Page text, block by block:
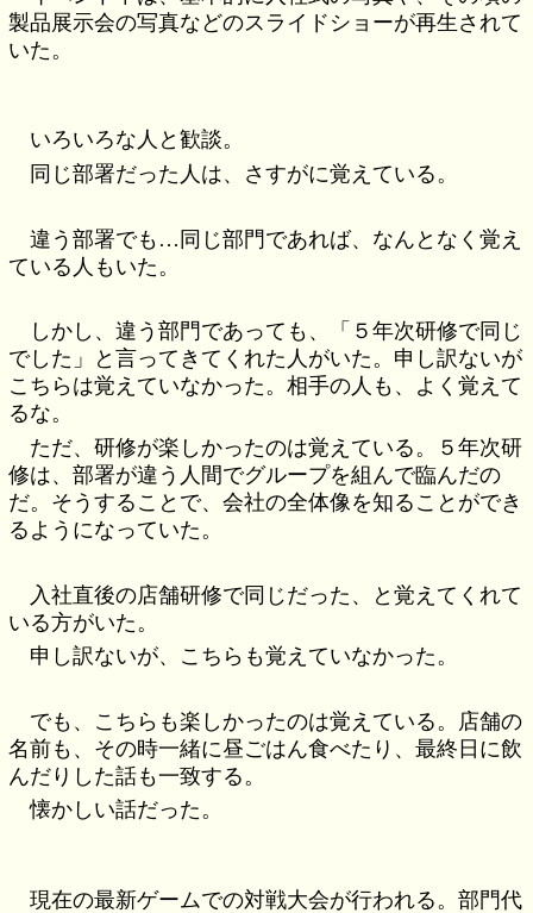
製品展示会の写真などのスライドショーが再生されて
いた。
いろいろな人と歓談。
同じ部署だった人は、さすがに覚えている。
違う部署でも…同じ部門であれば、なんとなく覚え
ている人もいた。
しかし、違う部門であっても、「５年次研修で同じ
でした」と言ってきてくれた人がいた。申し訳ないが
こちらは覚えていなかった。相手の人も、よく覚えて
るな。
ただ、研修が楽しかったのは覚えている。５年次研
修は、部署が違う人間でグループを組んで臨んだの
だ。そうすることで、会社の全体像を知ることができ
るようになっていた。
入社直後の店舗研修で同じだった、と覚えてくれて
いる方がいた。
申し訳ないが、こちらも覚えていなかった。
でも、こちらも楽しかったのは覚えている。店舗の
名前も、その時一緒に昼ごはん食べたり、最終日に飲
んだりした話も一致する。
懐かしい話だった。
現在の最新ゲームでの対戦大会が行われる。部門代